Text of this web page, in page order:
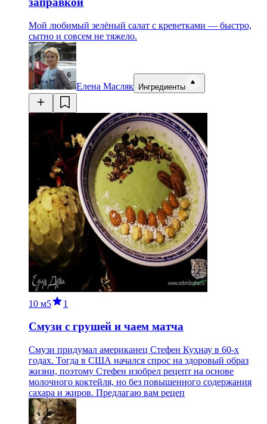
Мой любимый зелёный салат с креветками — быстро,
сытно и совсем не тяжело.
Елена Масляк Ингредиенты
10 м5 1
Смузи с грушей и чаем матча
Смузи придумал американец Стефен Кухнау в 60-х
годах. Тогда в США начался спрос на здоровый образ
жизни, поэтому Стефен изобрел рецепт на основе
молочного коктейля, но без повышенного содержания
сахара и жиров. Предлагаю вам рецеп